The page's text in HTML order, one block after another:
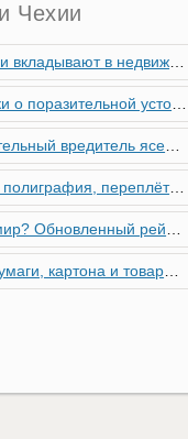
Чехии
и почему меняются их предпочтения?
устойчивости экономики Чехии
к Чехии, необходима бдительность граждан
работы в Чехии - простая лицензия №14
глобальной мобильности 2026 года
материалов в Чехии - простая лицензия №13